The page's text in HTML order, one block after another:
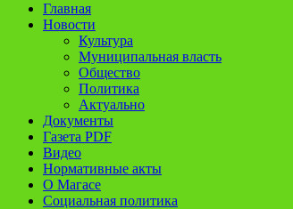
Главная
Новости
Культура
Муниципальная власть
Общество
Политика
Актуально
Документы
Газета PDF
Видео
Нормативные акты
О Магасе
Социальная политика